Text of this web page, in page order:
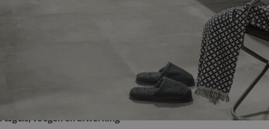
voor badkamertegels van Lingen Keramiek in
tegels, voegen en afwerking